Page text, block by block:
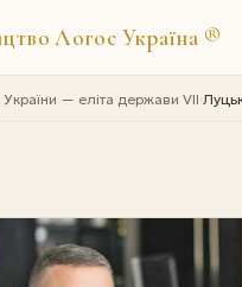
Логос Україна ®
України — еліта держави VII›